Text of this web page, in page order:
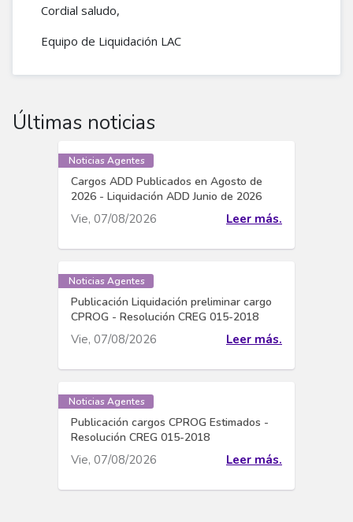
Cordial saludo,
Equipo de Liquidación LAC​
Últimas noticias
Noticias Agentes
Cargos ADD Publicados en Agosto de
2026 - Liquidación ADD Junio de 2026
Vie, 07/08/2026 Leer más.
Noticias Agentes
Publicación Liquidación preliminar cargo
CPROG - Resolución CREG 015-2018
Vie, 07/08/2026 Leer más.
Noticias Agentes
Publicación cargos CPROG Estimados -
Resolución CREG 015-2018
Vie, 07/08/2026 Leer más.